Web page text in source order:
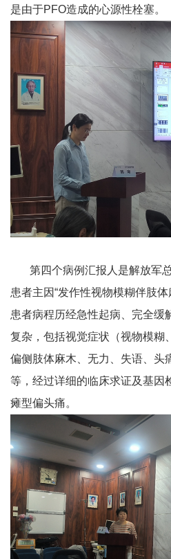
是由于PFO造成的心源性栓塞。
第四个病例汇报人是解放军
患者主因“发作性视物模糊伴肢
患者病程历经急性起病、完全缓
复杂，包括视觉症状（视物模糊
偏侧肢体麻木、无力、失语、头
等，经过详细的临床求证及基因
瘫型偏头痛。